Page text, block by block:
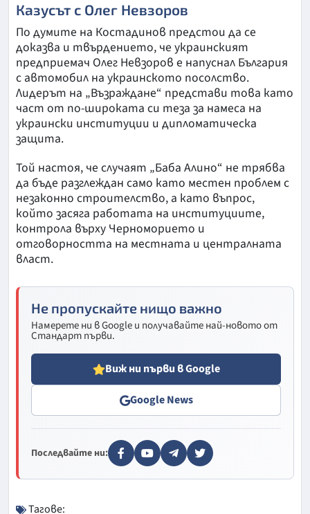
Казусът с Олег Невзоров
По думите на Костадинов предстои да се
доказва и твърдението, че украинският
предприемач Олег Невзоров е напуснал България
с автомобил на украинското посолство.
Лидерът на „Възраждане“ представи това като
част от по-широката си теза за намеса на
украински институции и дипломатическа
защита.
Той настоя, че случаят „Баба Алино“ не трябва
да бъде разглеждан само като местен проблем с
незаконно строителство, а като въпрос,
който засяга работата на институциите,
контрола върху Черноморието и
отговорността на местната и централната
власт.
Не пропускайте нищо важно
Намерете ни в Google и получавайте най-новото от
Стандарт първи.
Виж ни първи в Google
Google News
Последвайте ни:
Тагове: